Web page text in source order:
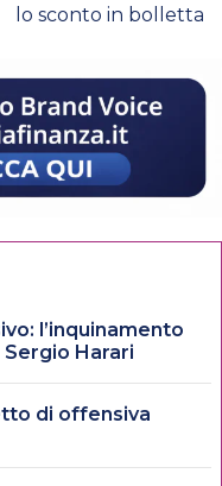
lo sconto in bolletta
l’inquinamento
Harari
di offensiva